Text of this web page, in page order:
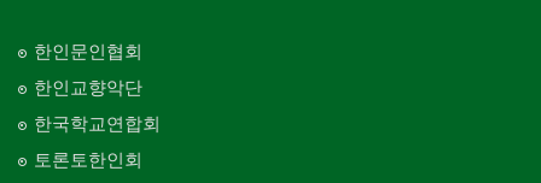
한인문인협회
한인교향악단
한국학교연합회
토론토한인회